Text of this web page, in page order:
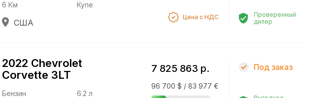
6 Км
Купе
США
Цена с НДС
Проверенный
дилер
2022 Chevrolet
Corvette 3LT
Бензин
6.2 л
7 825 863 р.
96 700 $ / 83 977 €
Под заказ